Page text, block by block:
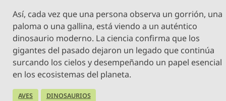
Así, cada vez que una persona observa un gorrión, una
paloma o una gallina, está viendo a un auténtico
dinosaurio moderno. La ciencia confirma que los
gigantes del pasado dejaron un legado que continúa
surcando los cielos y desempeñando un papel esencial
en los ecosistemas del planeta.
AVES DINOSAURIOS